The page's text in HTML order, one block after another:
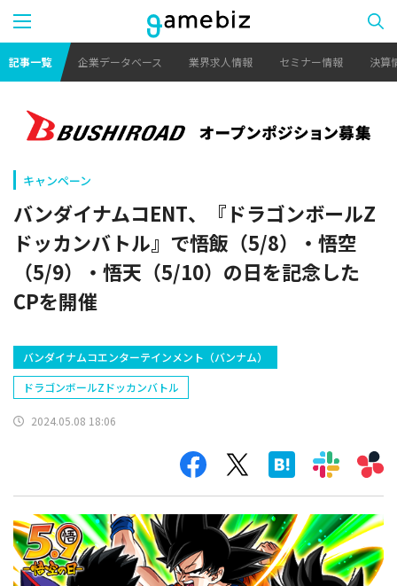
記事一覧 企業データベース 業界求人情報 セミナー情報 決算
キャンペーン
バンダイナムコENT、『ドラゴンボールZ
ドッカンバトル』で悟飯（5/8）・悟空
（5/9）・悟天（5/10）の日を記念した
CPを開催
バンダイナムコエンターテインメント（バンナム）
ドラゴンボールZドッカンバトル
2024.05.08 18:06